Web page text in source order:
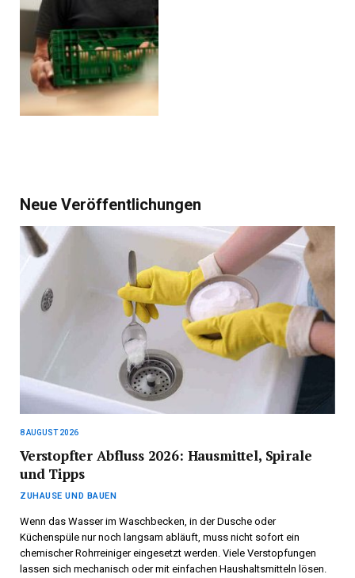
Neue Veröffentlichungen
8 AUGUST 2026
Verstopfter Abfluss 2026: Hausmittel, Spirale
und Tipps
ZUHAUSE UND BAUEN
Wenn das Wasser im Waschbecken, in der Dusche oder
Küchenspüle nur noch langsam abläuft, muss nicht sofort ein
chemischer Rohrreiniger eingesetzt werden. Viele Verstopfungen
lassen sich mechanisch oder mit einfachen Haushaltsmitteln lösen.